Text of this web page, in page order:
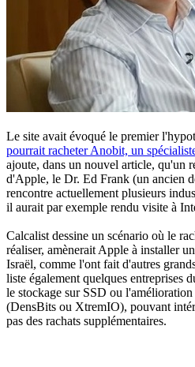
Le site avait évoqué le premier
pourrait racheter Anobit, un
ajoute, dans un nouvel article, qu'un
d'Apple, le Dr. Ed Frank (un ancien
rencontre actuellement plusieurs
il aurait par exemple rendu visite à
Calcalist dessine un scénario où le
réaliser, amènerait Apple à installer
Israël, comme l'ont fait d'autres
liste également quelques entreprises
le stockage sur SSD ou
(DensBits ou XtremIO), pouvant
pas des rachats supplémentaires.